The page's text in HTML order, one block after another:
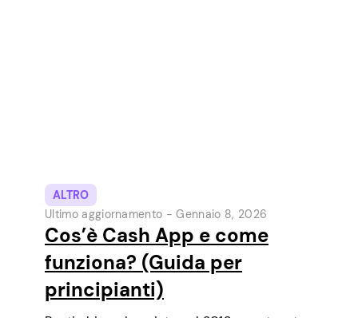
ALTRO
Ultimo aggiornamento -Gennaio 8, 2026
Cos’è Cash App e come
funziona? (Guida per
principianti)